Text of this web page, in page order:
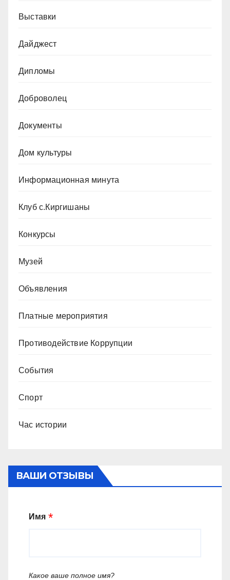
Выставки
Дайджест
Дипломы
Доброволец
Документы
Дом культуры
Информационная минута
Клуб с.Киргишаны
Конкурсы
Музей
Объявления
Платные мероприятия
Противодействие Коррупции
События
Спорт
Час истории
ВАШИ ОТЗЫВЫ
Имя
Какое ваше полное имя?